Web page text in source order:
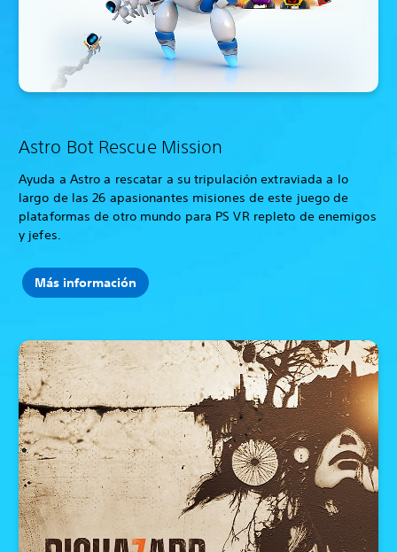
Astro Bot Rescue Mission
Ayuda a Astro a rescatar a su tripulación extraviada a lo
largo de las 26 apasionantes misiones de este juego de
plataformas de otro mundo para PS VR repleto de enemigos
y jefes.
Más información